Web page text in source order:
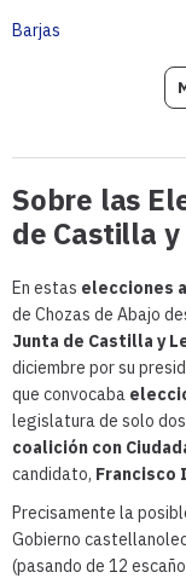
Barjas
Sobre las
de Castilla y
En estas elecciones
de Chozas de Abajo
Junta de Castilla y
diciembre por su
que convocaba
legislatura de solo
coalición con
candidato, Francisco
Precisamente la
Gobierno
(pasando de 12